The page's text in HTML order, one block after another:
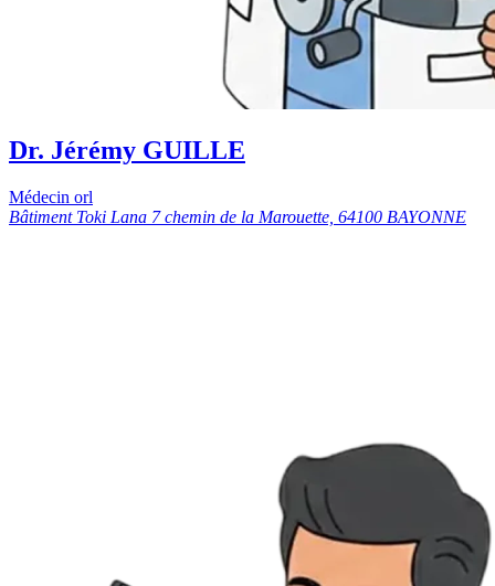
Dr. Jérémy GUILLE
Médecin orl
Bâtiment Toki Lana 7 chemin de la Marouette, 64100 BAYONNE